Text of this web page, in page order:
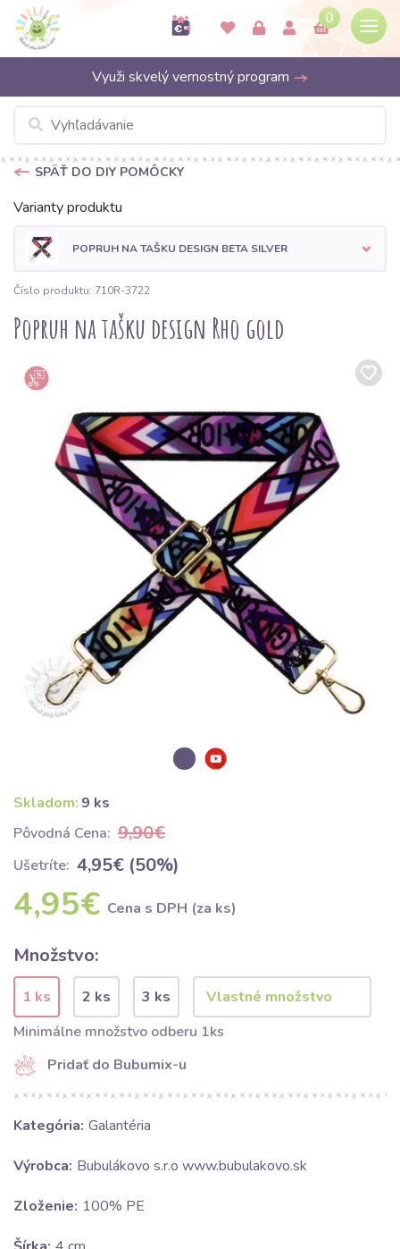
0
Využi skvelý vernostný program
SPÄŤ DO DIY POMÔCKY
Varianty produktu
POPRUH NA TAŠKU DESIGN BETA SILVER
Číslo produktu: 710R-3722
Popruh na tašku design Rho gold
Skladom: 9 ks
Pôvodná Cena: 9,90€
Ušetríte: 4,95€ (50%)
4,95€ Cena s DPH (za ks)
Množstvo:
1 ks 2 ks
3 ks
Minimálne množstvo odberu 1ks
Pridať do Bubumix-u
Kategória: Galantéria
Výrobca: Bubulákovo s.r.o www.bubulakovo.sk
Zloženie: 100% PE